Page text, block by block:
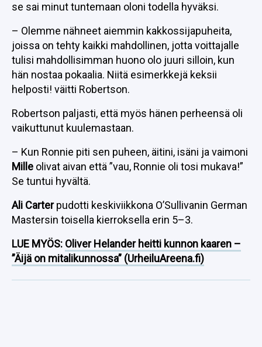
se sai minut tuntemaan oloni todella hyväksi.
– Olemme nähneet aiemmin kakkossijapuheita,
joissa on tehty kaikki mahdollinen, jotta voittajalle
tulisi mahdollisimman huono olo juuri silloin, kun
hän nostaa pokaalia. Niitä esimerkkejä keksii
helposti! väitti Robertson.
Robertson paljasti, että myös hänen perheensä oli
vaikuttunut kuulemastaan.
– Kun Ronnie piti sen puheen, äitini, isäni ja vaimoni
Mille olivat aivan että ”vau, Ronnie oli tosi mukava!”
Se tuntui hyvältä.
Ali Carterpudotti keskiviikkona O’Sullivanin German
Mastersin toisella kierroksella erin 5–3.
LUE MYÖS: Oliver Helander heitti kunnon kaaren –
”Äijä on mitalikunnossa” (UrheiluAreena.fi)